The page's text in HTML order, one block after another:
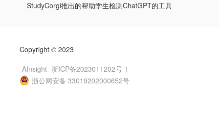
StudyCorgi推出的帮助学生检测ChatGPT的工具
Copyright © 2023
AInsight 浙ICP备2023011202号-1
浙公网安备 33019202000652号